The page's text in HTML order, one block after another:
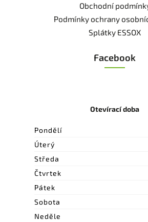
Obchodní
Podmínky ochrany
Splátky ESSOX
Facebook
Otevírací doba
Pondělí
Úterý
Středa
Čtvrtek
Pátek
Sobota
Neděle